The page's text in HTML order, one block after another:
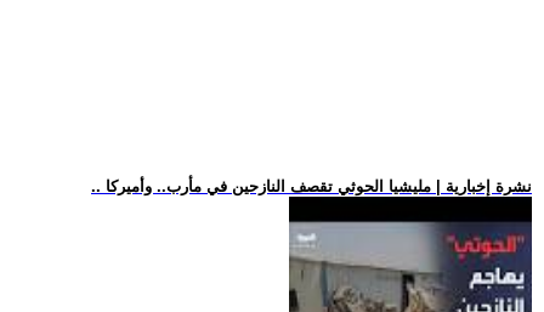
.. نشرة إخبارية | مليشيا الحوثي تقصف النازحين في مأرب.. وأميركا